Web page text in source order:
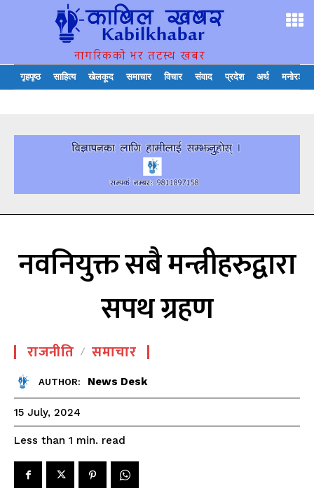
नागरिकको भर तटस्थ खबर
गृहपृष्ठ साहित्य खेलकूद समाचार विचार संवाद प्रदेश अर्थ मनोरञ्जन
नवनियुक्त सबै मन्त्रीहरुद्वारा
सपथ ग्रहण
राजनीति समाचार
AUTHOR: News Desk
15 July, 2024
Less than 1 min. read